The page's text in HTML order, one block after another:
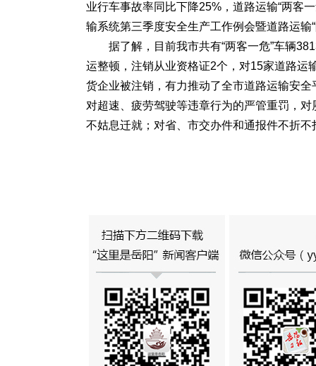
业行车事故率同比下降25%，道路运输“两客
输系统第三季度安全生产工作例会暨道路运输
据了解，目前我市共有“两客一危”车辆
运整顿，注销从业资格证2个，对15家道路运
货企业被注销，有力推动了全市道路运输安
对超速、疲劳驾驶等违章行为的严管重罚，
不姑息迁就；对省、市交办件和通报件不折